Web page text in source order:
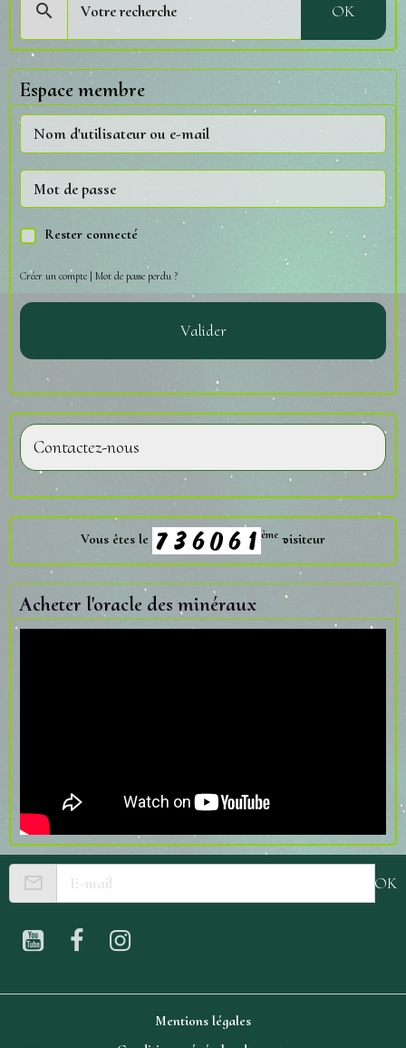
OK
Espace membre
Rester connecté
Créer un compte | Mot de passe perdu ?
Valider
Contactez-nous
Vous êtes le ème visiteur
Acheter l'oracle des minéraux
OK
Mentions légales